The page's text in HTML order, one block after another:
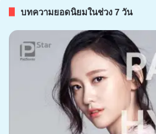
บทความยอดนิยมในช่วง 7 วัน